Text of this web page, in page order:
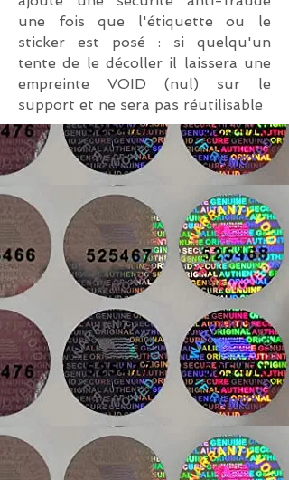
une fois que l'étiquette ou le
sticker est posé : si quelqu'un
tente de le décoller il laissera une
empreinte VOID (nul) sur le
support et ne sera pas réutilisable